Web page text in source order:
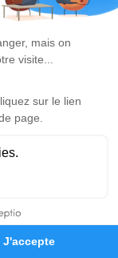
Hommages
de Jeanne
est
hommage